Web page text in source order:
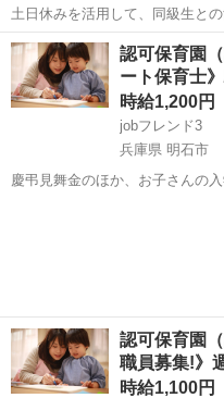
土日休みを活用して、同級生と
う！
三重 津市 久居駅 そ
認可保育園
ート保育士
時給1,200円
jobフレンド3
兵庫県 明石市
慶弔見舞金のほか、お子さんの
認可保育園
職員募集!》
時給1,100円